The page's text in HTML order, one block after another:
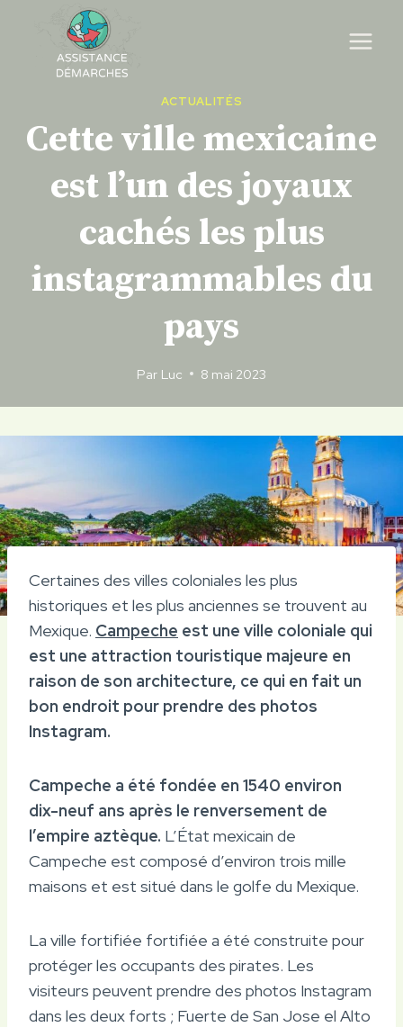
content
ACTUALITÉS
Cette ville mexicaine
est l’un des joyaux
cachés les plus
instagrammables du
pays
Par Luc 8 mai 2023
Certaines des villes coloniales les plus
historiques et les plus anciennes se trouvent au
Mexique. Campeche est une ville coloniale qui
est une attraction touristique majeure en
raison de son architecture, ce qui en fait un
bon endroit pour prendre des photos
Instagram.
Campeche a été fondée en 1540 environ
dix-neuf ans après le renversement de
l’empire aztèque. L’État mexicain de
Campeche est composé d’environ trois mille
maisons et est situé dans le golfe du Mexique.
La ville fortifiée fortifiée a été construite pour
protéger les occupants des pirates. Les
visiteurs peuvent prendre des photos Instagram
dans les deux forts ; Fuerte de San Jose el Alto